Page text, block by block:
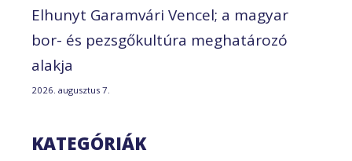
Elhunyt Garamvári Vencel; a magyar
bor- és pezsgőkultúra meghatározó
alakja
2026. augusztus 7.
KATEGÓRIÁK